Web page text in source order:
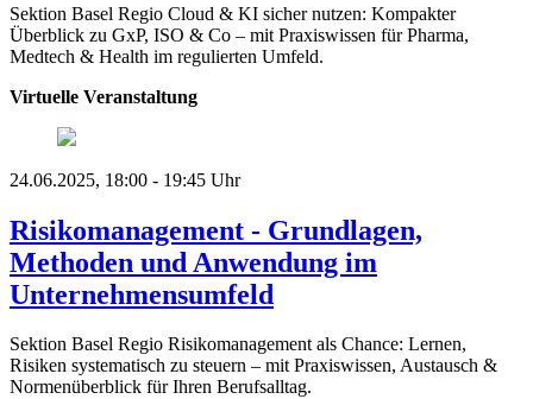
Sektion Basel Regio Cloud & KI sicher nutzen: Kompakter
Überblick zu GxP, ISO & Co – mit Praxiswissen für Pharma,
Medtech & Health im regulierten Umfeld.
Virtuelle Veranstaltung
24.06.2025, 18:00 - 19:45 Uhr
Risikomanagement - Grundlagen,
Methoden und Anwendung im
Unternehmensumfeld
Sektion Basel Regio Risikomanagement als Chance: Lernen,
Risiken systematisch zu steuern – mit Praxiswissen, Austausch &
Normenüberblick für Ihren Berufsalltag.